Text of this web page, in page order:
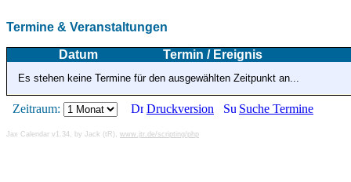
Termine & Veranstaltungen
Datum Termin / Ereignis
Es stehen keine Termine für den ausgewählten Zeitpunkt an...
Zeitraum: Druckversion Suche Termine
Jax Calendar v1.34, by Jack (tR), www.jtr.de/scripting/php